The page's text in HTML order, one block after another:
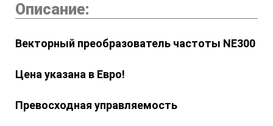
Описание:
Векторный преобразователь частоты NE300
Цена указана в Евро!
Превосходная управляемость